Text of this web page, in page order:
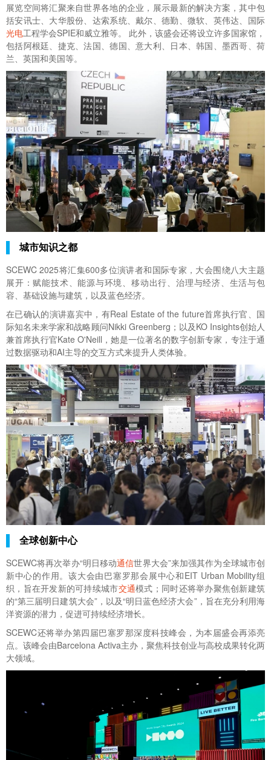
展览空间将汇聚来自世界各地的企业，展示最新的解决方案，其中包
括安讯士、大华股份、达索系统、戴尔、德勤、微软、英伟达、国际
光电工程学会SPIE和威立雅等。 此外，该盛会还将设立许多国家馆，
包括阿根廷、捷克、法国、德国、意大利、日本、韩国、墨西哥、荷
兰、英国和美国等。
城市知识之都
SCEWC 2025将汇集600多位演讲者和国际专家，大会围绕八大主题
展开：赋能技术、能源与环境、移动出行、治理与经济、生活与包
容、基础设施与建筑，以及蓝色经济。
在已确认的演讲嘉宾中，有Real Estate of the future首席执行官、国
际知名未来学家和战略顾问Nikki Greenberg；以及KO Insights创始人
兼首席执行官Kate O'Neill，她是一位著名的数字创新专家，专注于通
过数据驱动和AI主导的交互方式来提升人类体验。
全球创新中心
SCEWC将再次举办“明日移动通信世界大会”来加强其作为全球城市创
新中心的作用。该大会由巴塞罗那会展中心和EIT Urban Mobility组
织，旨在开发新的可持续城市交通模式；同时还将举办聚焦创新建筑
的“第三届明日建筑大会”，以及“明日蓝色经济大会”，旨在充分利用海
洋资源的潜力，促进可持续经济增长。
SCEWC还将举办第四届巴塞罗那深度科技峰会，为本届盛会再添亮
点。该峰会由Barcelona Activa主办，聚焦科技创业与高校成果转化两
大领域。